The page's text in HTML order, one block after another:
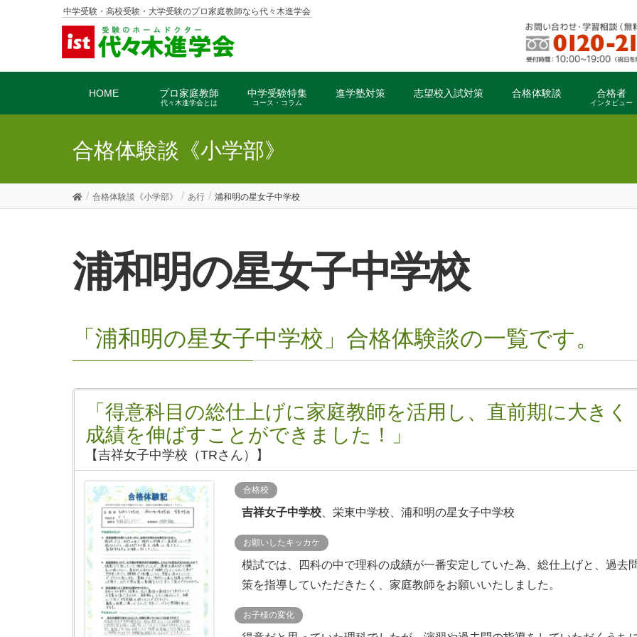
中学受験・高校受験・大学受験のプロ家庭教師なら代々木進学会
HOME プロ家庭教師
代々木進学会とは
中学受験特集
コース・コラム
進学塾対策 志望校入試対策 合格体験談 合格者
インタビュー
合格体験談《小学部》
合格体験談《小学部》 あ行 浦和明の星女子中学校
浦和明の星女子中学校
「浦和明の星女子中学校」合格体験談の一覧です。
「得意科目の総仕上げに家庭教師を活用し、直前期に大きく
成績を伸ばすことができました！」
【吉祥女子中学校（TRさん）】
合格校
吉祥女子中学校 、栄東中学校、浦和明の星女子中学校
お願いしたキッカケ
模試では、四科の中で理科の成績が一番安定していた為、総仕上げと、過去
策を指導していただきたく、家庭教師をお願いいたしました。
お子様の変化